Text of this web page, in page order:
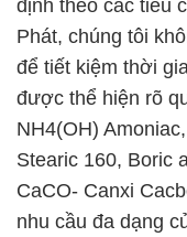
định theo các tiêu
Phát, chúng tôi
để tiết kiệm thời
được thể hiện rõ
NH4(OH)
Stearic 160, Boric
CaCO- Canxi
nhu cầu đa dạng